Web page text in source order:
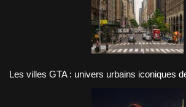
Les villes GTA : univers urbains iconiques